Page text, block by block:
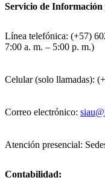
Servicio de
Línea telefónica: (+57)
7:00 a. m. – 5:00 p. m.)
Celular (solo llamadas):
Correo electrónico:
Atención presencial:
Contabilidad: